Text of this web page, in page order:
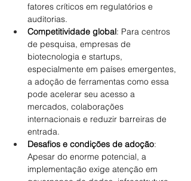
fatores críticos em regulatórios e
auditorias.
Competitividade global: Para centros
de pesquisa, empresas de
biotecnologia e startups,
especialmente em países emergentes,
a adoção de ferramentas como essa
pode acelerar seu acesso a
mercados, colaborações
internacionais e reduzir barreiras de
entrada.
Desafios e condições de adoção:
Apesar do enorme potencial, a
implementação exige atenção em